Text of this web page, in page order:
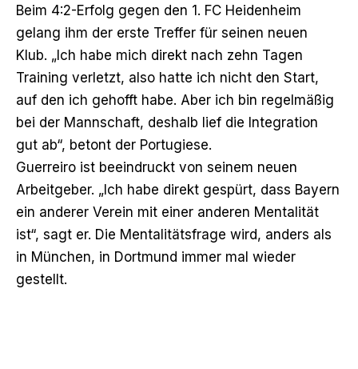
Beim 4:2-Erfolg gegen den 1. FC Heidenheim
gelang ihm der erste Treffer für seinen neuen
Klub. „Ich habe mich direkt nach zehn Tagen
Training verletzt, also hatte ich nicht den Start,
auf den ich gehofft habe. Aber ich bin regelmäßig
bei der Mannschaft, deshalb lief die Integration
gut ab“, betont der Portugiese.
Guerreiro ist beeindruckt von seinem neuen
Arbeitgeber. „Ich habe direkt gespürt, dass Bayern
ein anderer Verein mit einer anderen Mentalität
ist“, sagt er. Die Mentalitätsfrage wird, anders als
in München, in Dortmund immer mal wieder
gestellt.